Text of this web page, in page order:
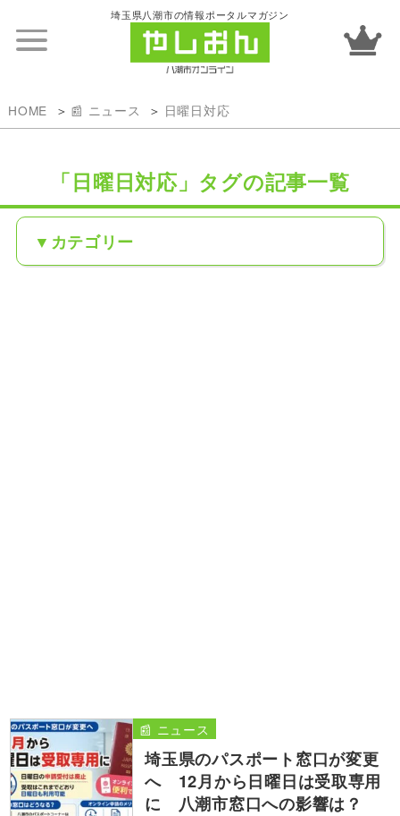
埼玉県八潮市の情報ポータルマガジン
HOME 📰 ニュース 日曜日対応
「日曜日対応」タグの記事一覧
カテゴリー
埼玉県のパスポート窓口が変更
へ 12月から日曜日は受取専用
に 八潮市窓口への影響は？
📰 ニュース